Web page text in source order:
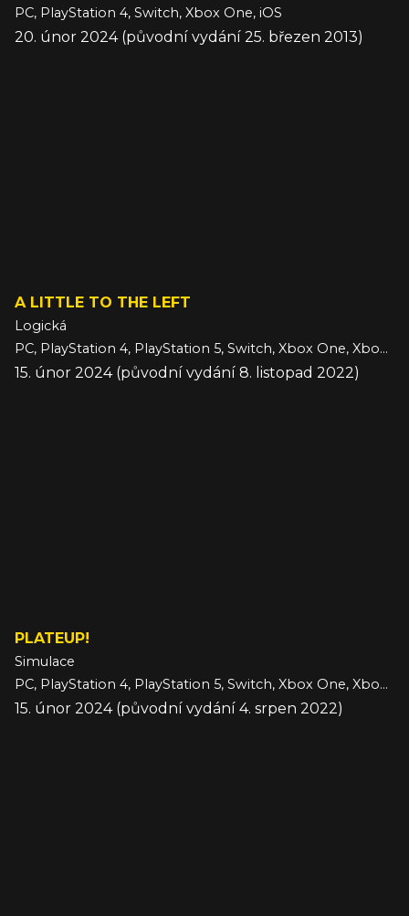
PC, PlayStation 4, Switch, Xbox One, iOS
20. únor 2024 (původní vydání 25. březen 2013)
A LITTLE TO THE LEFT
Logická
PC, PlayStation 4, PlayStation 5, Switch, Xbox One, Xbox Series
15. únor 2024 (původní vydání 8. listopad 2022)
PLATEUP!
Simulace
PC, PlayStation 4, PlayStation 5, Switch, Xbox One, Xbox Series
15. únor 2024 (původní vydání 4. srpen 2022)